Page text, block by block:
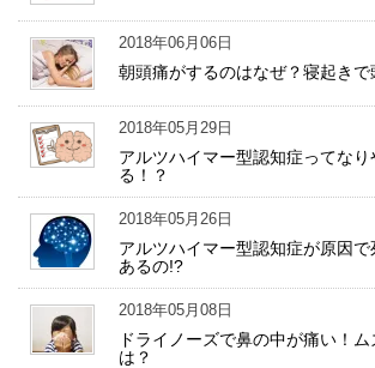
2018年06月06日
朝頭痛がするのはなぜ？寝起き
2018年05月29日
アルツハイマー型認知症ってな
る！？
2018年05月26日
アルツハイマー型認知症が原因
あるの!?
2018年05月08日
ドライノーズで鼻の中が痛い！
は？